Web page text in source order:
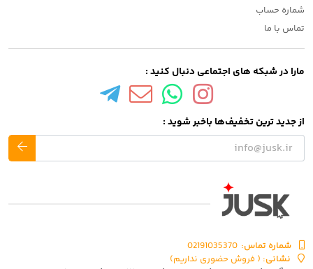
شماره حساب
تماس با ما
مارا در شبکه های اجتماعی دنبال کنید :
از جدید ترین تخفیف‌ها باخبر شوید :
شماره تماس‌: 02191035370
نشانی: ( فروش حضوری نداریم)